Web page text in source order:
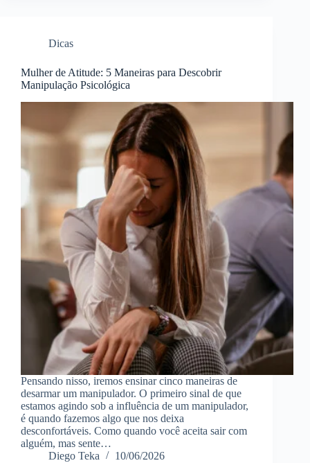
Dicas
Mulher de Atitude: 5 Maneiras para Descobrir
Manipulação Psicológica
Pensando nisso, iremos ensinar cinco maneiras de
desarmar um manipulador. O primeiro sinal de que
estamos agindo sob a influência de um manipulador,
é quando fazemos algo que nos deixa
desconfortáveis. Como quando você aceita sair com
alguém, mas sente…
Diego Teka
10/06/2026